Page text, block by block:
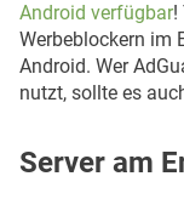
Schnellere Filter-
Android verfügbar!
Werbeblockern im
Android. Wer
nutzt, sollte es
Server am